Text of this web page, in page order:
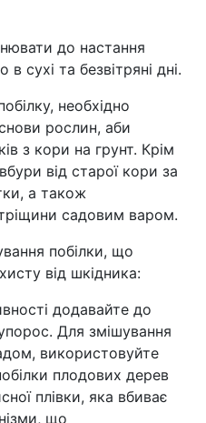
до настання
сухі та безвітряні дні.
необхідно
рослин, аби
з кори на грунт. Крім
від старої кори за
а також
садовим варом.
побілки, що
від шкідника:
додавайте до
Для змішування
використовуйте
плодових дерев
плівки, яка вбиває
що